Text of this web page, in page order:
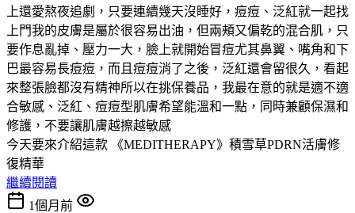
上還愛熬夜追劇，只要連續幾天沒睡好，痘痘、泛紅就一起找
上門我的皮膚是屬於很容易出油，但兩頰又偏乾的混合肌，只
要作息亂掉、壓力一大，臉上就開始冒痘尤其鼻翼、嘴角和下
巴最容易長痘痘，而且痘痘消了之後，泛紅還會留很久，看起
來整張臉都沒有精神所以在挑保養品，我最在意的就是適不適
合敏感、泛紅、痘痘型肌膚希望能溫和一點，同時兼顧保濕和
修護，不要讓肌膚越擦越敏感
今天要來介紹這款 《MEDITHERAPY》積雪草PDRN活膚修
復精華
繼續閱讀
1個月前